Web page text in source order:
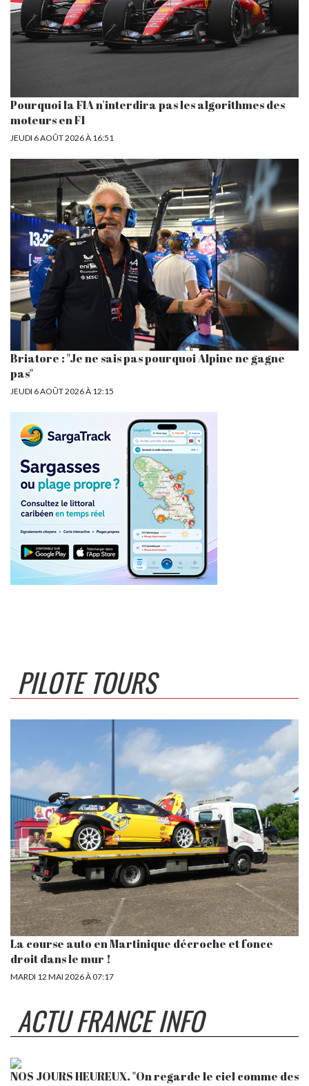
Pourquoi la FIA n'interdira pas les algorithmes des
moteurs en F1
JEUDI 6 AOÛT 2026 À 16:51
Briatore : "Je ne sais pas pourquoi Alpine ne gagne
pas"
JEUDI 6 AOÛT 2026 À 12:15
PILOTE TOURS
La course auto en Martinique décroche et fonce
droit dans le mur !
MARDI 12 MAI 2026 À 07:17
ACTU FRANCE INFO
"On ne profite pas du spectacle de la même